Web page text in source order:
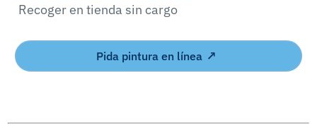
Recoger en tienda sin cargo
Pida pintura en línea